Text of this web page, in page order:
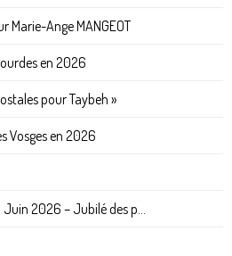
Marie-Ange MANGEOT
en 2026
pour Taybeh »
Vosges en 2026
2026 – Jubilé des p...